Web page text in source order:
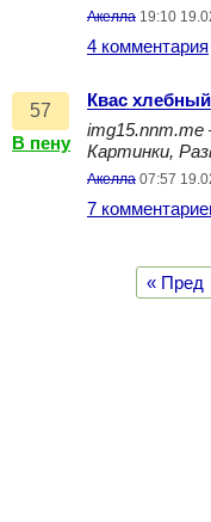
Акелла 19:10
4 комментария
57
В пену
Квас хлебный
img15.nnm.me
Картинки,
Акелла 07:57
7
« Пред